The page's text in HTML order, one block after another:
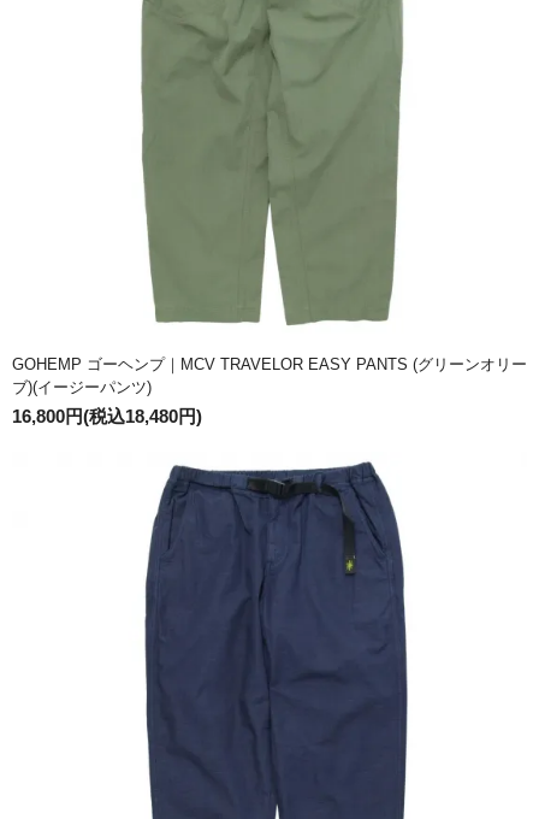
GOHEMP ゴーヘンプ｜MCV TRAVELOR EASY PANTS (グリーンオリー
ブ)(イージーパンツ)
16,800円(税込18,480円)